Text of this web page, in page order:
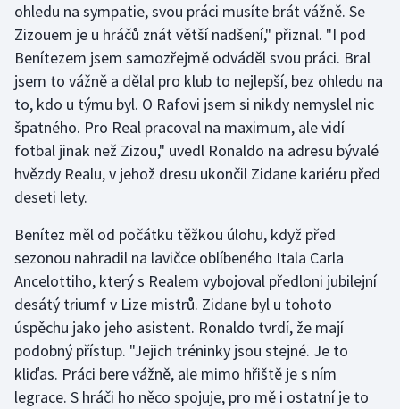
Plavání
Plážový volejbal
Ragby
Rychlobruslení
Rychlostní kanoistika
Short track
Sportovní střelba
Stolní tenis
Triatlon
Veslování
ohledu na sympatie, svou práci musíte brát vážně. Se
Zizouem je u hráčů znát větší nadšení," přiznal. "I pod
Benítezem jsem samozřejmě odváděl svou práci. Bral
jsem to vážně a dělal pro klub to nejlepší, bez ohledu na
to, kdo u týmu byl. O Rafovi jsem si nikdy nemyslel nic
špatného. Pro Real pracoval na maximum, ale vidí
fotbal jinak než Zizou," uvedl Ronaldo na adresu bývalé
hvězdy Realu, v jehož dresu ukončil Zidane kariéru před
deseti lety.
Benítez měl od počátku těžkou úlohu, když před
sezonou nahradil na lavičce oblíbeného Itala Carla
Ancelottiho, který s Realem vybojoval předloni jubilejní
desátý triumf v Lize mistrů. Zidane byl u tohoto
úspěchu jako jeho asistent. Ronaldo tvrdí, že mají
podobný přístup. "Jejich tréninky jsou stejné. Je to
kliďas. Práci bere vážně, ale mimo hřiště je s ním
legrace. S hráči ho něco spojuje, pro mě i ostatní je to